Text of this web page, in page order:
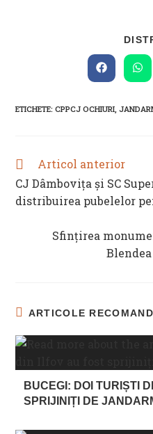
Opens
in
window
in
ETICHETE:CPPCJ OCHIURI,
READ
MORE
ARTICLES
Articol anterior
CJ Dâmbovița și SC
distribuirea pubelelor
Sfințirea
ARTICOLE
BUCEGI: DOI TURIȘTI
SPRIJINIȚI DE